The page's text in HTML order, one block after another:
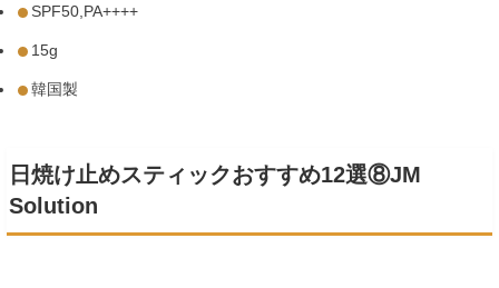
SPF50,PA++++
15g
韓国製
日焼け止めスティックおすすめ12選⑧JM
Solution